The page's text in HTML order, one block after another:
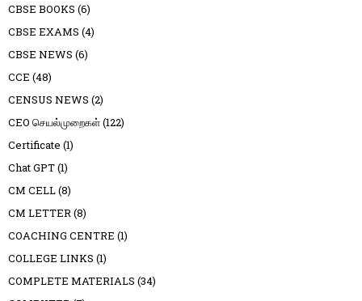
CBSE BOOKS (6)
CBSE EXAMS (4)
CBSE NEWS (6)
CCE (48)
CENSUS NEWS (2)
CEO செயல்முறைகள்(122)
Certificate (1)
Chat GPT(1)
CM CELL(8)
CM LETTER(8)
COACHING CENTRE (1)
COLLEGE LINKS (1)
COMPLETE MATERIALS (34)